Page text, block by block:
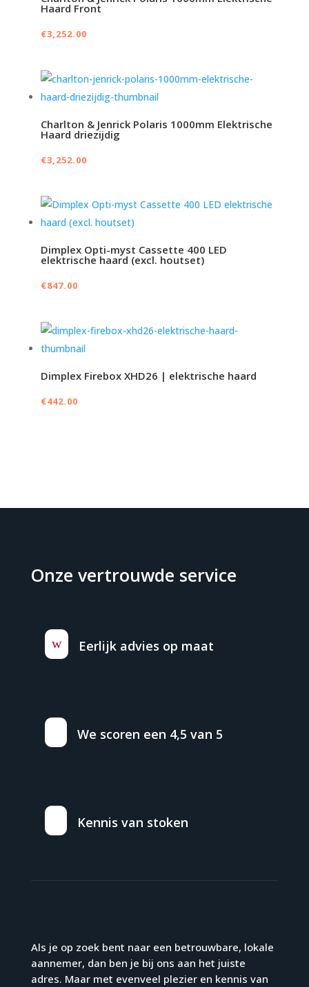
Haard Front
€3,252.00
Charlton & Jenrick Polaris 1000mm Elektrische
Haard driezijdig
€3,252.00
Dimplex Opti-myst Cassette 400 LED
elektrische haard (excl. houtset)
€847.00
Dimplex Firebox XHD26 | elektrische haard
€442.00
Onze vertrouwde service
w Eerlijk advies op maat
We scoren een 4,5 van 5
Kennis van stoken
Als je op zoek bent naar een betrouwbare, lokale
aannemer, dan ben je bij ons aan het juiste
adres. Maar met evenveel plezier en kennis van